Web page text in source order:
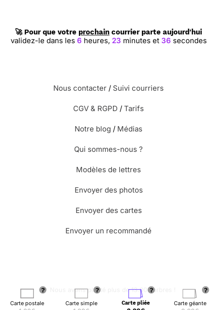
Carte postale Carte simple Carte pliée Carte géante
🚀 Pour que votre prochain courrier parte aujourd'hui
validez-le dans les 6 heures, 23 minutes et 35 secondes
Nous contacter / Suivi courriers
CGV & RGPD / Tarifs
Notre blog / Médias
Qui sommes-nous ?
Modèles de lettres
Envoyer des photos
Envoyer des cartes
Envoyer un recommandé
🌳 Nous avons planté plus de 13.000 arbres !